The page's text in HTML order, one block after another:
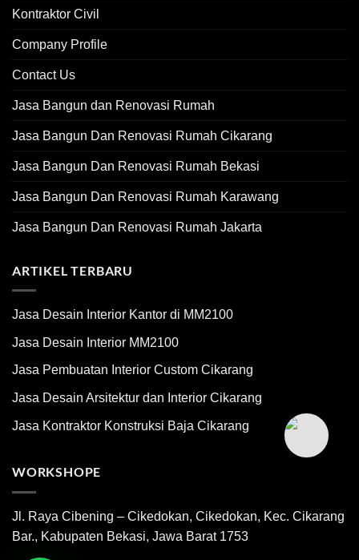
Kontraktor Civil
Company Profile
Contact Us
Jasa Bangun dan Renovasi Rumah
Jasa Bangun Dan Renovasi Rumah Cikarang
Jasa Bangun Dan Renovasi Rumah Bekasi
Jasa Bangun Dan Renovasi Rumah Karawang
Jasa Bangun Dan Renovasi Rumah Jakarta
ARTIKEL TERBARU
Jasa Desain Interior Kantor di MM2100
Jasa Desain Interior MM2100
Jasa Pembuatan Interior Custom Cikarang
Jasa Desain Arsitektur dan Interior Cikarang
Jasa Kontraktor Konstruksi Baja Cikarang
WORKSHOPE
Jl. Raya Cibening – Cikedokan, Cikedokan, Kec. Cikarang
Bar., Kabupaten Bekasi, Jawa Barat 1753